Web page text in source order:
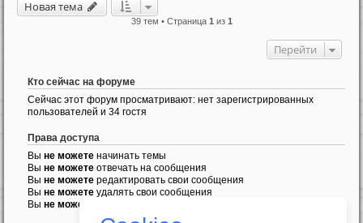
Новая тема
39 тем • Страница 1 из 1
Перейти
Кто сейчас на форуме
Сейчас этот форум просматривают: нет зарегистрированных
пользователей и 34 гостя
Права доступа
Вы не можете начинать темы
Вы не можете отвечать на сообщения
Вы не можете редактировать свои сообщения
Вы не можете удалять свои сообщения
Вы не можете